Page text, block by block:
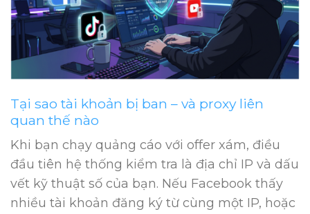
Tại sao tài khoản bị ban – và proxy liên
quan thế nào
Khi bạn chạy quảng cáo với offer xám, điều
đầu tiên hệ thống kiểm tra là địa chỉ IP và dấu
vết kỹ thuật số của bạn. Nếu Facebook thấy
nhiều tài khoản đăng ký từ cùng một IP, hoặc